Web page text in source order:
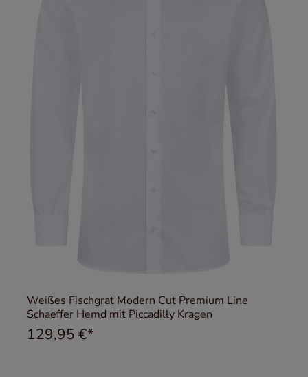
Weißes Fischgrat Modern Cut Premium Line
Schaeffer Hemd mit Piccadilly Kragen
129,95 €*